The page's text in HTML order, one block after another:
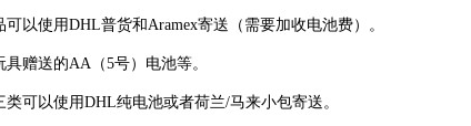
以使用DHL普货和Aramex寄送（需要加收电池费）。
赠送的AA（5号）电池等。
可以使用DHL纯电池或者荷兰/马来小包寄送。